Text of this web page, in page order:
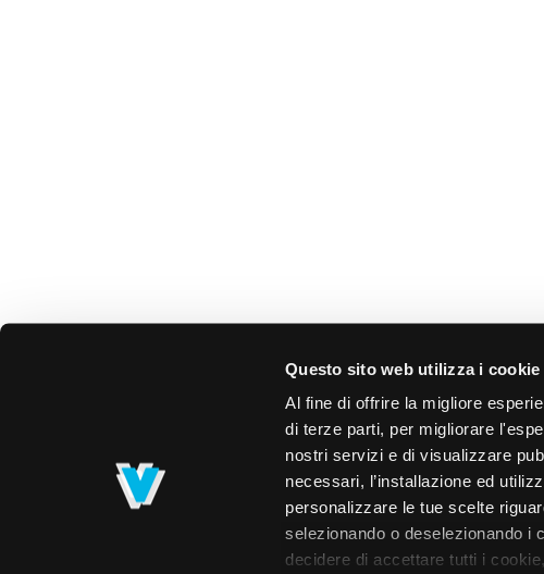
Questo sito web utilizza i cookie
Al fine di offrire la migliore
di terze parti, per migliorare
nostri servizi e di visualizzare
necessari, l’installazione ed
personalizzare le tue scelte
selezionando o deselezionando i
decidere di accettare tutti i